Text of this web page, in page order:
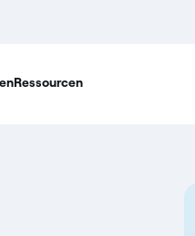
Ressourcen